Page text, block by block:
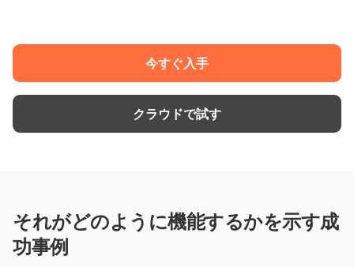
今すぐ入手
クラウドで試す
それがどのように機能するかを示す成
功事例